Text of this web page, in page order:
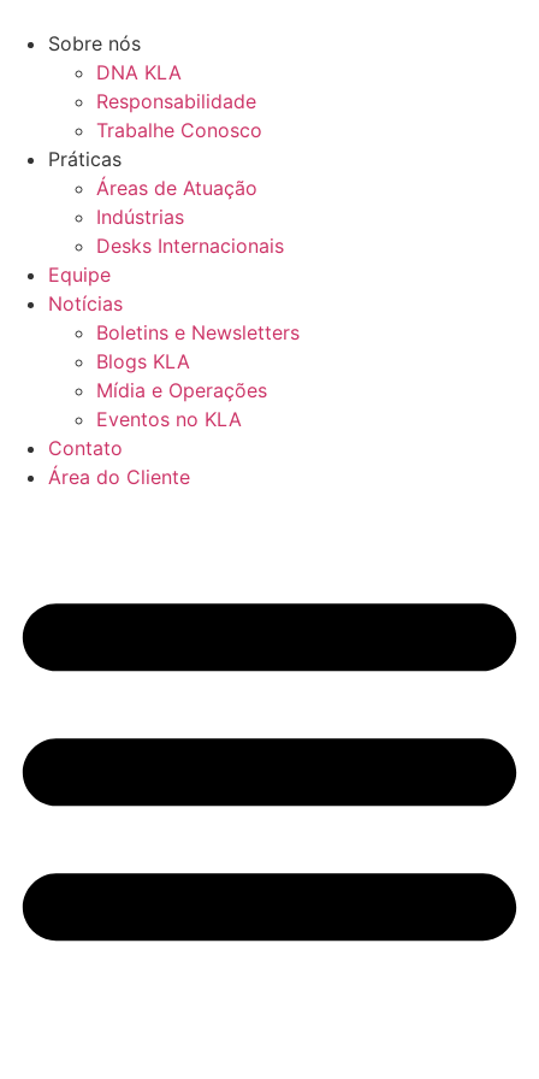
para
conteúdo
Sobre nós
DNA KLA
Responsabilidade
Trabalhe Conosco
Práticas
Áreas de Atuação
Indústrias
Desks Internacionais
Equipe
Notícias
Boletins e Newsletters
Blogs KLA
Mídia e Operações
Eventos no KLA
Contato
Área do Cliente